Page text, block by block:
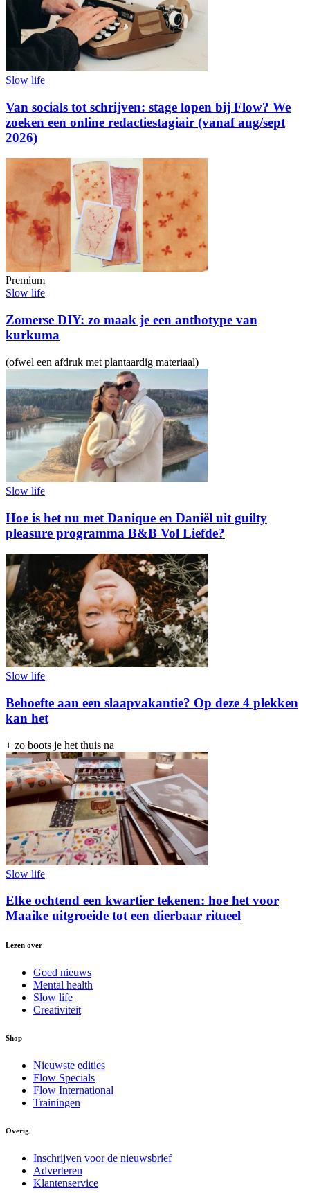
Slow life
Van socials tot schrijven: stage lopen bij Flow? We
zoeken een online redactiestagiair (vanaf aug/sept
2026)
Premium
Slow life
Zomerse DIY: zo maak je een anthotype van
kurkuma
(ofwel een afdruk met plantaardig materiaal)
Slow life
Hoe is het nu met Danique en Daniël uit guilty
pleasure programma B&B Vol Liefde?
Slow life
Behoefte aan een slaapvakantie? Op deze 4 plekken
kan het
+ zo boots je het thuis na
Slow life
Elke ochtend een kwartier tekenen: hoe het voor
Maaike uitgroeide tot een dierbaar ritueel
Lezen over
Goed nieuws
Mental health
Slow life
Creativiteit
Shop
Nieuwste edities
Flow Specials
Flow International
Trainingen
Overig
Inschrijven voor de nieuwsbrief
Adverteren
Klantenservice